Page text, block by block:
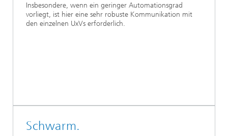
Insbesondere, wenn ein geringer Automationsgrad
vorliegt, ist hier eine sehr robuste Kommunikation mit
den einzelnen UxVs erforderlich.
Schwarm.